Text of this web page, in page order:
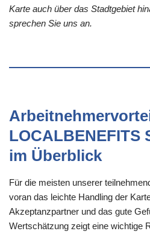
Karte auch über das Stadtgebiet
sprechen Sie uns an.
LOCALBENEFITS
im Überblick
Für die meisten unserer
voran das leichte Handling der
Akzeptanzpartner und das gute
Wertschätzung zeigt eine wichtige